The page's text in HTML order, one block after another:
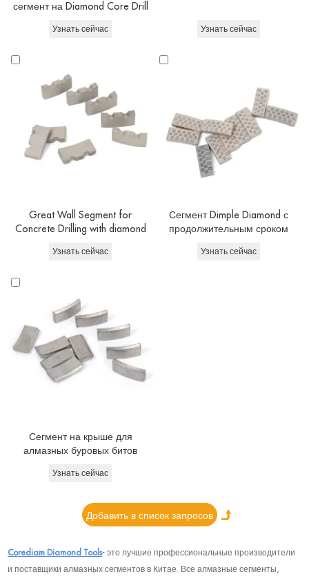
сегмент на Diamond Core Drill
Узнать сейчас Узнать сейчас
Great Wall Segment for
Concrete Drilling with diamond
Узнать сейчас
Сегмент Dimple Diamond с
продолжительным сроком
Узнать сейчас
Сегмент на крыше для
алмазных буровых битов
Узнать сейчас
Corediam Diamond Tools- это лучшие профессиональные производители
и поставщики алмазных сегментов в Китае. Все алмазные сегменты,